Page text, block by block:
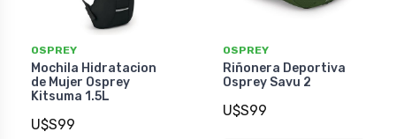
OSPREY
Mochila Hidratacion
de Mujer Osprey
Kitsuma 1.5L
U$S99
OSPREY
Riñonera Deportiva
Osprey Savu 2
U$S99